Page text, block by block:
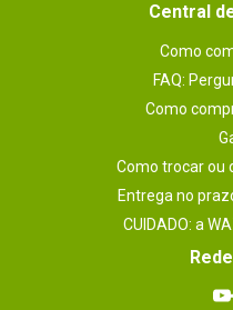
Central
Como
FAQ:
Como
Como trocar ou
Entrega no
CUIDADO: a